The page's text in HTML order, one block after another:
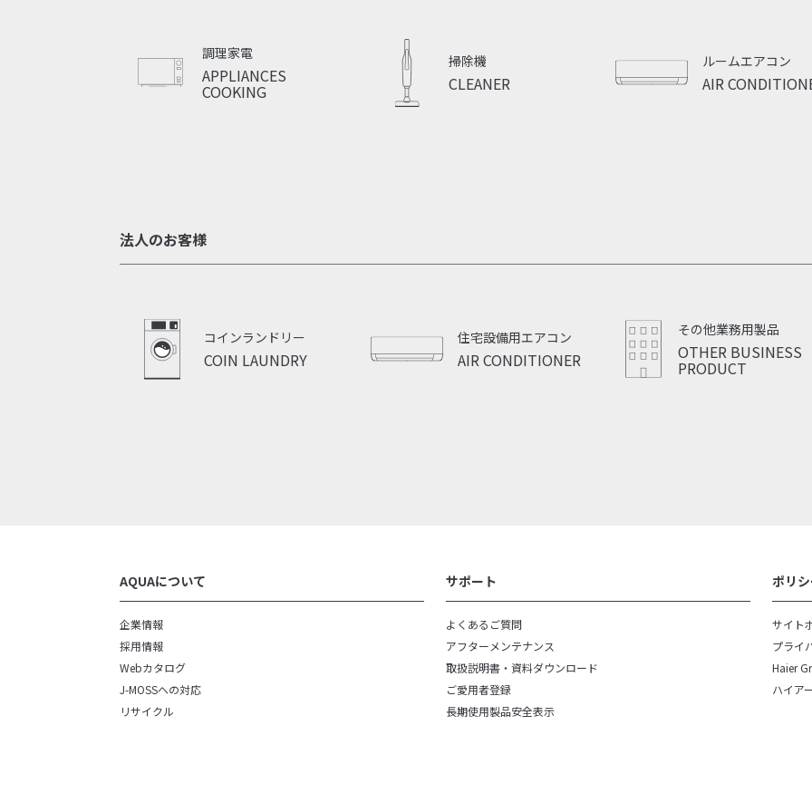
APPLIANCES
COOKING
調理家電
CLEANER
掃除機
AIR
ルームエアコン
法人のお客様
COIN LAUNDRY
コインランドリー
AIR CONDITIONER
住宅設備用エアコン
OTHER BUSINESS
PRODUCT
その他業務用製品
AQUAについて
企業情報
採用情報
Webカタログ
J-MOSSへの対応
リサイクル
サポート
よくあるご質問
アフターメンテナンス
取扱説明書・ 資料ダウンロード
ご愛用者登録
長期使用製品安全表示
ポリ
サイト
プライ
Haier
ハイア